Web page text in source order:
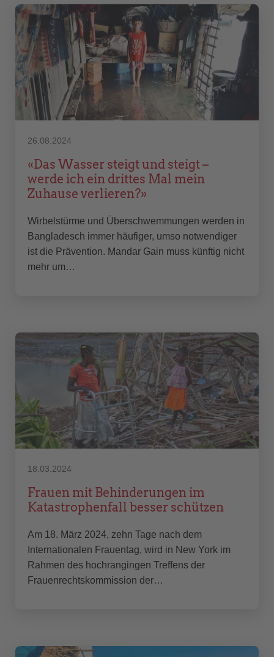
26.08.2024
«Das Wasser steigt und steigt –
werde ich ein drittes Mal mein
Zuhause verlieren?»
Wirbelstürme und Überschwemmungen werden in
Bangladesch immer häufiger, umso notwendiger
ist die Prävention. Mandar Gain muss künftig nicht
mehr um…
18.03.2024
Frauen mit Behinderungen im
Katastrophenfall besser schützen
Am 18. März 2024, zehn Tage nach dem
Internationalen Frauentag, wird in New York im
Rahmen des hochrangingen Treffens der
Frauenrechtskommission der…